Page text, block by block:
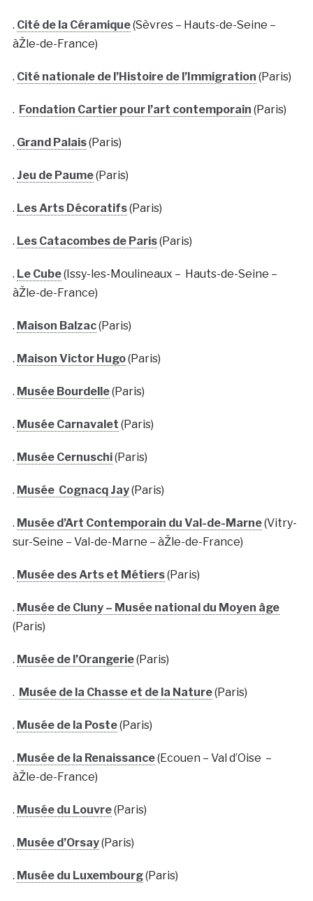
. Cité de la Céramique(Sèvres – Hauts-de-Seine –
àŽle-de-France)
. Cité nationale de l’Histoire de l’Immigration (Paris)
. Fondation Cartier pour l’art contemporain (Paris)
. Grand Palais(Paris)
. Jeu de Paume(Paris)
. Les Arts Décoratifs(Paris)
. Les Catacombes de Paris(Paris)
. Le Cube(Issy-les-Moulineaux – Hauts-de-Seine –
àŽle-de-France)
. Maison Balzac(Paris)
. Maison Victor Hugo(Paris)
. Musée Bourdelle(Paris)
. Musée Carnavalet (Paris)
. Musée Cernuschi(Paris)
. Musée Cognacq Jay(Paris)
. Musée d’Art Contemporain du Val-de-Marne(Vitry-
sur-Seine – Val-de-Marne – àŽle-de-France)
. Musée des Arts et Métiers(Paris)
. Musée de Cluny – Musée national du Moyen âge
(Paris)
. Musée de l’Orangerie(Paris)
. Musée de la Chasse et de la Nature(Paris)
. Musée de la Poste(Paris)
. Musée de la Renaissance(Ecouen – Val d’Oise –
àŽle-de-France)
. Musée du Louvre(Paris)
. Musée d’Orsay(Paris)
. Musée du Luxembourg(Paris)